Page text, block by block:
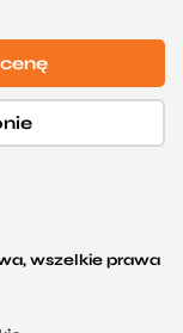
wszelkie prawa